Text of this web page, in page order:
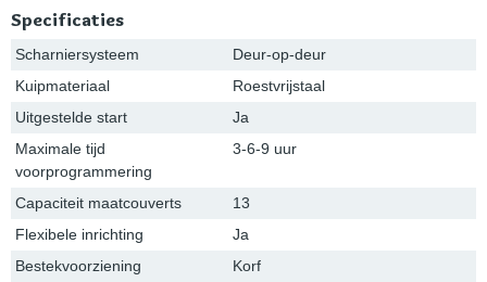
Specificaties
Scharniersysteem
Deur-op-deur
Kuipmateriaal
Roestvrijstaal
Uitgestelde start
Ja
Maximale tijd
voorprogrammering
3-6-9 uur
Capaciteit maatcouverts
13
Flexibele inrichting
Ja
Bestekvoorziening
Korf